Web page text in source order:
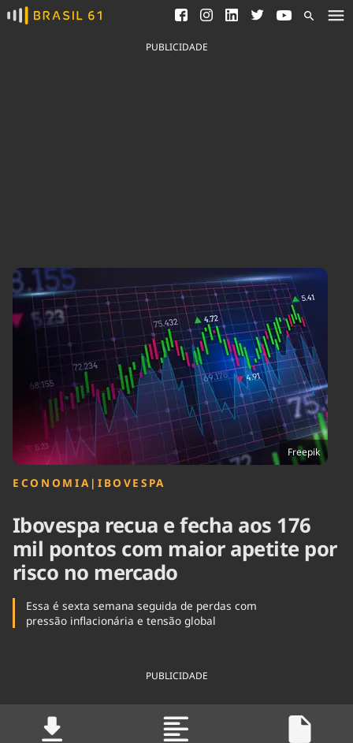
Ver todas as notícias
Saneamento
Indicadores
Agronegócios
Brasil
Brasil Mineral
Comportamento
Cultura
Economia
Educação
Infraestrutura
Internacional
Meio Ambiente
Podcast
Política
Saúde
Tempo
PUBLICIDADE
Freepik
ECONOMIA | IBOVESPA
Ibovespa recua e fecha aos 176
mil pontos com maior apetite por
risco no mercado
Essa é sexta semana seguida de perdas com
pressão inflacionária e tensão global
PUBLICIDADE